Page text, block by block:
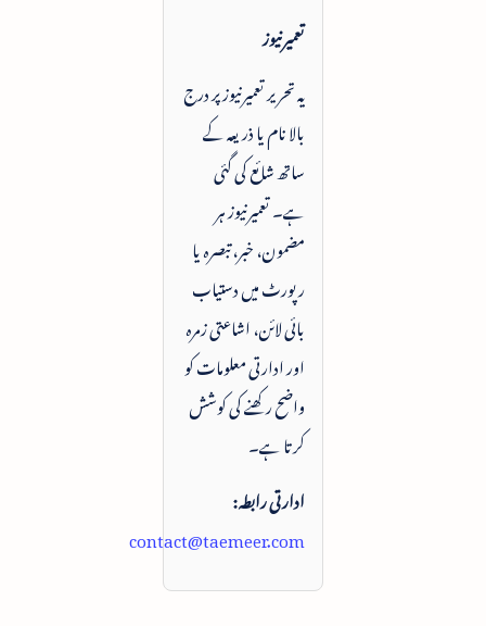
تعمیرنیوز
یہ تحریر تعمیرنیوز پر درج
بالا نام یا ذریعہ کے
ساتھ شائع کی گئی
ہے۔ تعمیرنیوز ہر
مضمون، خبر، تبصرہ یا
رپورٹ میں دستیاب
بائی لائن، اشاعتی زمرہ
اور ادارتی معلومات کو
واضح رکھنے کی کوشش
کرتا ہے۔
ادارتی رابطہ:
contact@taemeer.com